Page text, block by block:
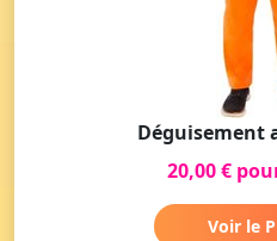
Déguisement
20,00 €
Voir le